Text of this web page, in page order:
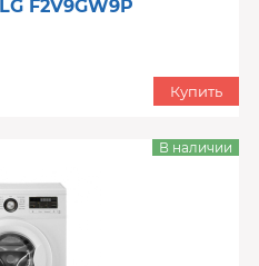
F2V9GW9P
Купить
В наличии